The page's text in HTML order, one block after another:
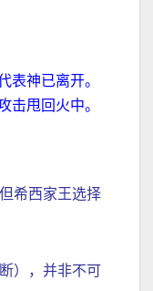
表神已离开。
击甩回火中。
希西家王选择
），并非不可